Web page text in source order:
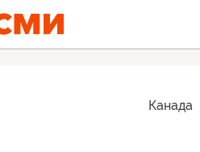
Канада